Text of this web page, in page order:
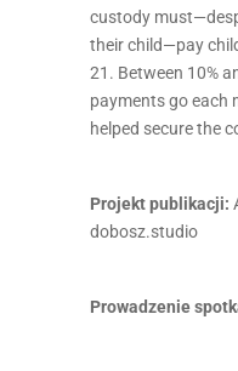
custody
their child—pay
21. Between 10%
payments go each
helped secure the
Projekt publikacji:
dobosz.studio
Prowadzenie